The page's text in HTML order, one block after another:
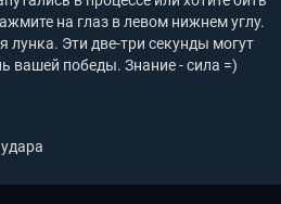
на глаз в левом нижнем углу.
лунка. Эти две-три секунды могут
вашей победы. Знание - сила =)